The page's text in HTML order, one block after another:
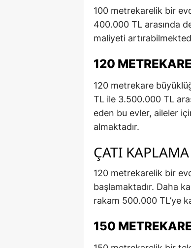
100 metrekarelik bir
400.000 TL arasında
maliyeti
120
120 metrekare
TL ile 3.500.000 TL
eden bu evler, aileler
almaktadır.
ÇATI
120 metrekarelik bir
başlamaktadır. Daha
rakam 500.000 TL’ye
150